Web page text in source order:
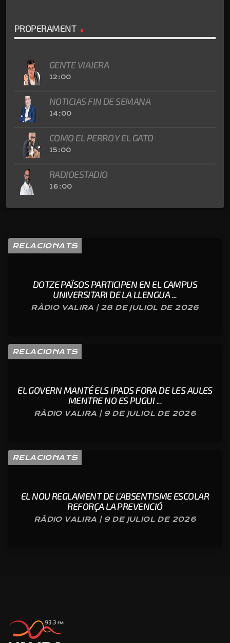
PROPERAMENT
GENTE VIAJERA
12:00
NOTICIAS FIN DE SEMANA
14:00
COMO EL PERRO Y EL GATO
15:00
RADIOESTADIO
16:00
RELACIONATS
DOTZE PAÏSOS PARTICIPEN EN EL CAMPUS
UNIVERSITARI DE LA LLENGUA ...
RÀDIO VALIRA | 28 DE JULIOL DE 2026
RELACIONATS
EL GOVERN MANTÉ ELS IPADS FORA DE LES AULES
MENTRE NO ES PUGUI ...
RÀDIO VALIRA | 9 DE JULIOL DE 2026
RELACIONATS
EL NOU REGLAMENT DE L’ABSENTISME ESCOLAR
REFORÇA LA PREVENCIÓ
RÀDIO VALIRA | 9 DE JULIOL DE 2026